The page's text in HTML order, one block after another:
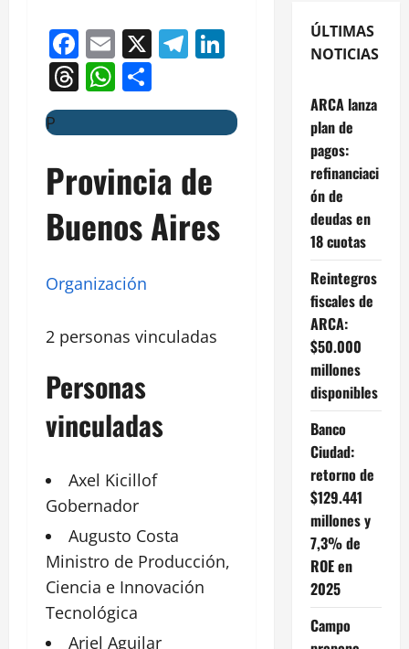
Facebook
Email
X Telegram
LinkedIn
Threads
WhatsApp
P
Provincia de
Buenos Aires
Organización
2 personas vinculadas
Personas
vinculadas
Axel Kicillof
Gobernador
Augusto Costa
Ministro de Producción,
Ciencia e Innovación
Tecnológica
Ariel Aguilar
ÚLTIMAS
NOTICIAS
ARCA lanza
plan de
pagos:
refinanciaci
ón de
deudas en
18 cuotas
Reintegros
fiscales de
ARCA:
$50.000
millones
disponibles
Banco
Ciudad:
retorno de
$129.441
millones y
7,3% de
ROE en
2025
Campo